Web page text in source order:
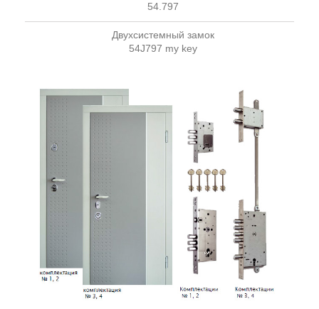
54.797
Двухсистемный замок
54J797 my key